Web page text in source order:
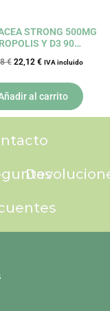
STRONG 500MG
Y D3 90
DIETMED
€ 22,12 € IVA incluido
al carrito